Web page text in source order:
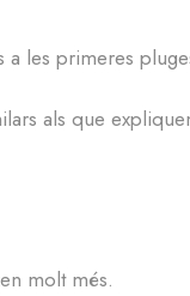
les primeres
als que
molt més.